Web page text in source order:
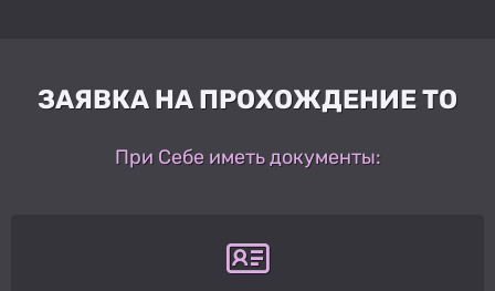
ЗАЯВКА НА ПРОХОЖДЕНИЕ ТО
При Себе иметь документы: